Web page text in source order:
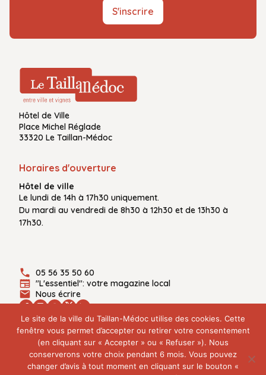
S'inscrire
Hôtel de Ville
Place Michel Réglade
33320 Le Taillan-Médoc
Horaires d'ouverture
Hôtel de ville
Le lundi de 14h à 17h30 uniquement.
Du mardi au vendredi de 8h30 à 12h30 et de 13h30 à
17h30.
05 56 35 50 60
"L'essentiel": votre magazine local
Nous écrire
Plan du site
Mentions légales
Le site de la ville du Taillan-Médoc utilise des cookies. Cette
fenêtre vous permet d’accepter ou retirer votre consentement
(en cliquant sur « Accepter » ou « Refuser »). Nous
conserverons votre choix pendant 6 mois. Vous pouvez
changer d’avis à tout moment en cliquant sur le bouton «